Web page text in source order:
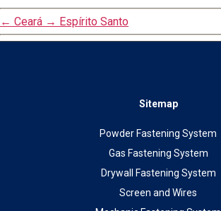
← Ceará → Espírito Santo
Sitemap
Powder Fastening System
Gas Fastening System
Drywall Fastening System
Screen and Wires